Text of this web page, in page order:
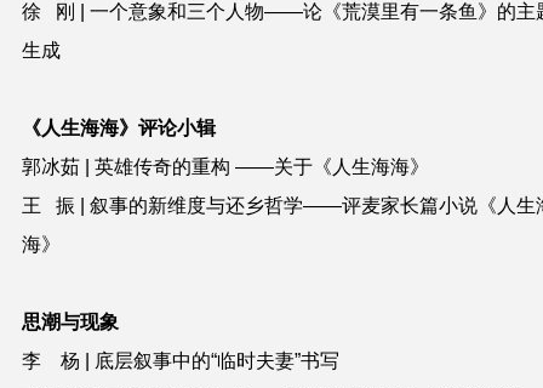
徐 刚 | 一个意象和三个人物——论《荒漠里有一条鱼》的主
生成
《人生海海》评论小辑
郭冰茹 | 英雄传奇的重构 ——关于《人生海海》
王 振 | 叙事的新维度与还乡哲学——评麦家长篇小说《人生
海》
思潮与现象
李 杨 | 底层叙事中的“临时夫妻”书写